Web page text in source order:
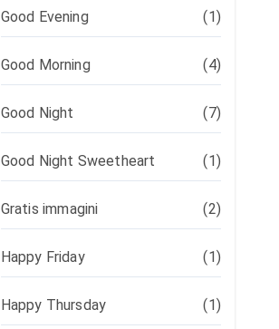
Good Evening (1)
Good Morning (4)
Good Night (7)
Good Night Sweetheart (1)
Gratis immagini (2)
Happy Friday (1)
Happy Thursday (1)